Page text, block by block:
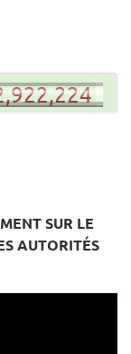
SUR LE
AUTORITÉS